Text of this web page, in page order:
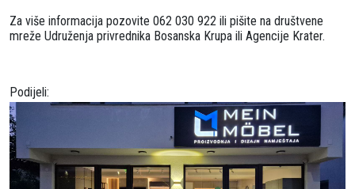
Za više informacija pozovite 062 030 922 ili pišite na društvene
mreže Udruženja privrednika Bosanska Krupa ili Agencije Krater.
Podijeli: